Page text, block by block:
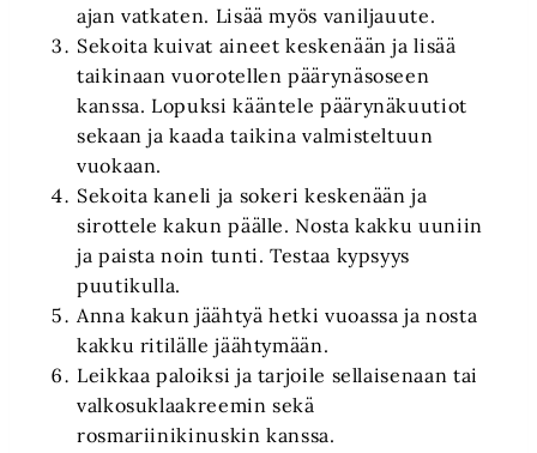
ajan vatkaten. Lisää myös vaniljauute.
Sekoita kuivat aineet keskenään ja lisää
taikinaan vuorotellen päärynäsoseen
kanssa. Lopuksi kääntele päärynäkuutiot
sekaan ja kaada taikina valmisteltuun
vuokaan.
Sekoita kaneli ja sokeri keskenään ja
sirottele kakun päälle. Nosta kakku uuniin
ja paista noin tunti. Testaa kypsyys
puutikulla.
Anna kakun jäähtyä hetki vuoassa ja nosta
kakku ritilälle jäähtymään.
Leikkaa paloiksi ja tarjoile sellaisenaan tai
valkosuklaakreemin sekä
rosmariinikinuskin kanssa.